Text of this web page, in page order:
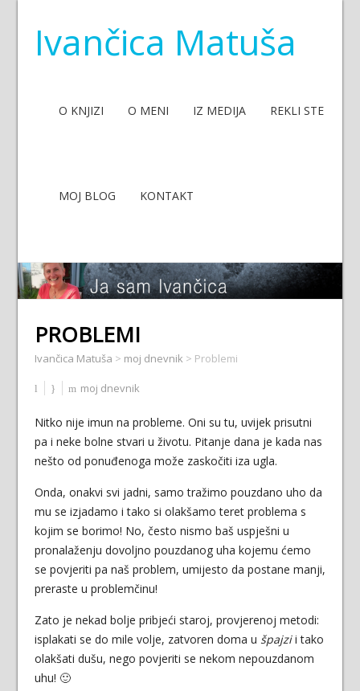
Ivančica Matuša
O KNJIZI O MENI IZ MEDIJA REKLI STE
MOJ BLOG KONTAKT
PROBLEMI
Ivančica Matuša > moj dnevnik > Problemi
moj dnevnik
Nitko nije imun na probleme. Oni su tu, uvijek prisutni
pa i neke bolne stvari u životu. Pitanje dana je kada nas
nešto od ponuđenoga može zaskočiti iza ugla.
Onda, onakvi svi jadni, samo tražimo pouzdano uho da
mu se izjadamo i tako si olakšamo teret problema s
kojim se borimo! No, često nismo baš uspješni u
pronalaženju dovoljno pouzdanog uha kojemu ćemo
se povjeriti pa naš problem, umijesto da postane manji,
preraste u problemčinu!
Zato je nekad bolje pribjeći staroj, provjerenoj metodi:
isplakati se do mile volje, zatvoren doma u špajzii tako
olakšati dušu, nego povjeriti se nekom nepouzdanom
uhu! 🙂